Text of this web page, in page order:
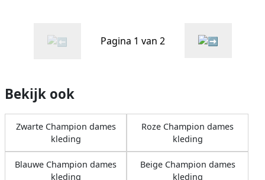
Pagina 1 van 2
Bekijk ook
Zwarte Champion dames
kleding
Roze Champion dames
kleding
Blauwe Champion dames
kleding
Beige Champion dames
kleding